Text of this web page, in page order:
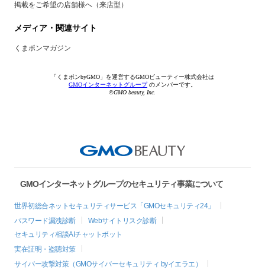
掲載をご希望の店舗様へ（来店型）
メディア・関連サイト
くまポンマガジン
「くまポンbyGMO」を運営するGMOビューティー株式会社は
GMOインターネットグループのメンバーです。
©GMO beauty, Inc.
GMOインターネットグループのセキュリティ事業について
世界初総合ネットセキュリティサービス「GMOセキュリティ24」
パスワード漏洩診断
Webサイトリスク診断
セキュリティ相談AIチャットボット
実在証明・盗聴対策
サイバー攻撃対策（GMOサイバーセキュリティ byイエラエ）